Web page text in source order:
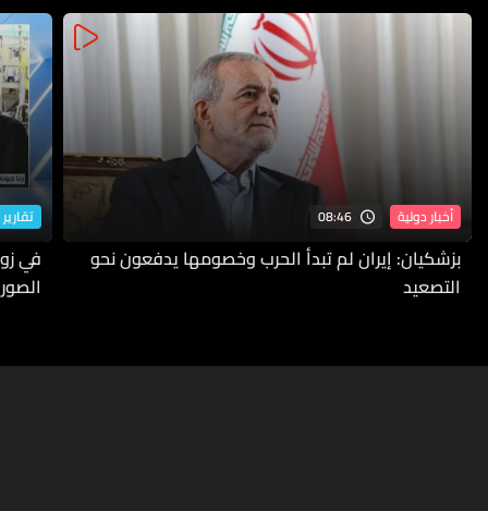
أخبار دولية 08:46
بزشكيان: إيران لم تبدأ الحرب وخصومها يدفعون نحو
التصعيد
في